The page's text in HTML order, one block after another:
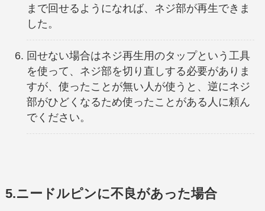
まで回せるようになれば、ネジ部が再生できま
した。
回せない場合はネジ再生用のタップという工具
を使って、ネジ部を切り直しする必要がありま
すが、使ったことが無い人が使うと、逆にネジ
部がひどくなるため使ったことがある人に頼ん
でください。
5.ニードルピンに不良があった場合